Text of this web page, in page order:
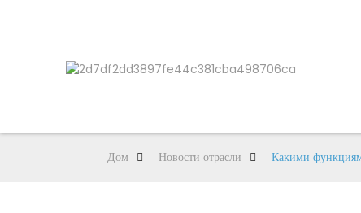
Дом Новости отрасли Какими